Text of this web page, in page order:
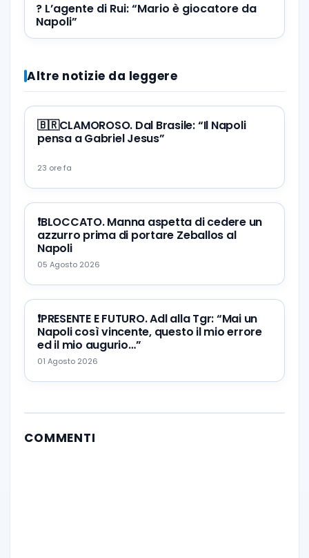
? L’agente di Rui: “Mario è giocatore da
Napoli”
Altre notizie da leggere
🇧🇷CLAMOROSO. Dal Brasile: “Il Napoli
pensa a Gabriel Jesus”
23 ore fa
❗️BLOCCATO. Manna aspetta di cedere un
azzurro prima di portare Zeballos al
Napoli
05 Agosto 2026
❗️PRESENTE E FUTURO. Adl alla Tgr: “Mai un
Napoli così vincente, questo il mio errore
ed il mio augurio…”
01 Agosto 2026
COMMENTI